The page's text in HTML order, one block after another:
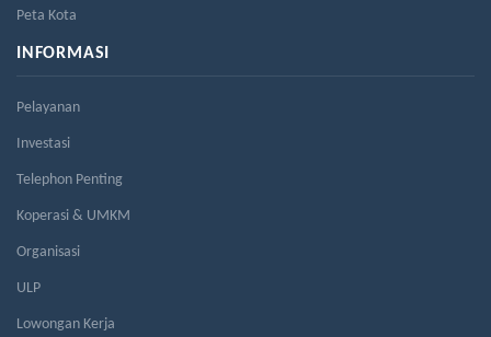
Peta Kota
INFORMASI
Pelayanan
Investasi
Telephon Penting
Koperasi & UMKM
Organisasi
ULP
Lowongan Kerja